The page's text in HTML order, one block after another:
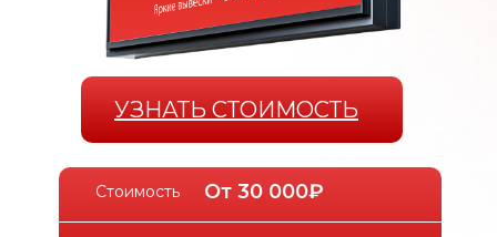
О нас
О нас
УЗНАТЬ СТОИМОСТЬ
Стоимость От 30 000₽